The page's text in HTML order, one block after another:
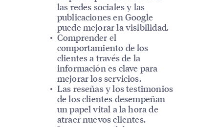
las redes sociales y las
publicaciones en Google
puede mejorar la visibilidad.
Comprender el
comportamiento de los
clientes a través de la
información es clave para
mejorar los servicios.
Las reseñas y los testimonios
de los clientes desempeñan
un papel vital a la hora de
atraer nuevos clientes.